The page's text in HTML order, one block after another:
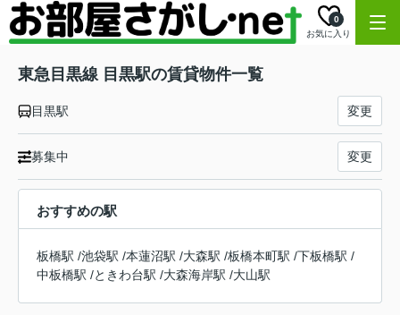
お気に入り
0
東急目黒線 目黒駅の賃貸物件一覧
目黒駅 変更
募集中 変更
おすすめの駅
板橋駅 /池袋駅 /本蓮沼駅 /大森駅 /板橋本町駅 /下板橋駅 /
中板橋駅 /ときわ台駅 /大森海岸駅 /大山駅